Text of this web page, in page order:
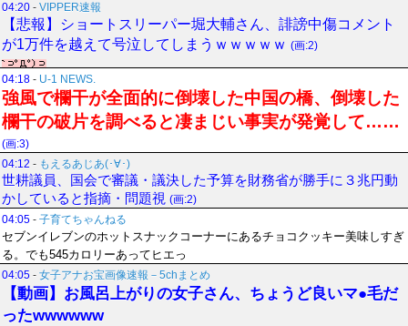
04:20 - VIPPER速報
【悲報】ショートスリーパー堀大輔さん、誹謗中傷コメント
が1万件を越えて号泣してしまうｗｗｗｗｗ (画:2)
04:18 - U-1 NEWS.
強風で欄干が全面的に倒壊した中国の橋、倒壊した
欄干の破片を調べると凄まじい事実が発覚して……
(画:3)
04:12 - もえるあじあ(･∀･)
世耕議員、国会で審議・議決した予算を財務省が勝手に３兆円動
かしていると指摘・問題視 (画:2)
04:05 - 子育てちゃんねる
セブンイレブンのホットスナックコーナーにあるチョコクッキー美味しすぎ
る。でも545カロリーあってヒエっ
04:05 - 女子アナお宝画像速報－5chまとめ
【動画】お風呂上がりの女子さん、ちょうど良いマ●毛だ
ったwwwwww